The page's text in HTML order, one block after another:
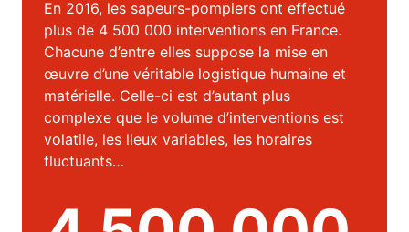
En 2016, les sapeurs-pompiers ont effectué
plus de 4 500 000 interventions en France.
Chacune d’entre elles suppose la mise en
œuvre d’une véritable logistique humaine et
matérielle. Celle-ci est d’autant plus
complexe que le volume d’interventions est
volatile, les lieux variables, les horaires
fluctuants…